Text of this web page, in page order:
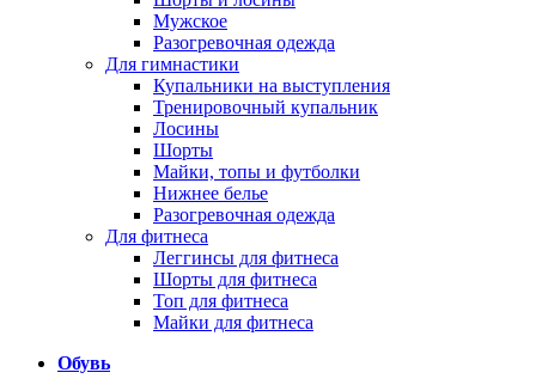
Мужское
Разогревочная одежда
Для гимнастики
Купальники на выступления
Тренировочный купальник
Лосины
Шорты
Майки, топы и футболки
Нижнее белье
Разогревочная одежда
Для фитнеса
Леггинсы для фитнеса
Шорты для фитнеса
Топ для фитнеса
Майки для фитнеса
Обувь